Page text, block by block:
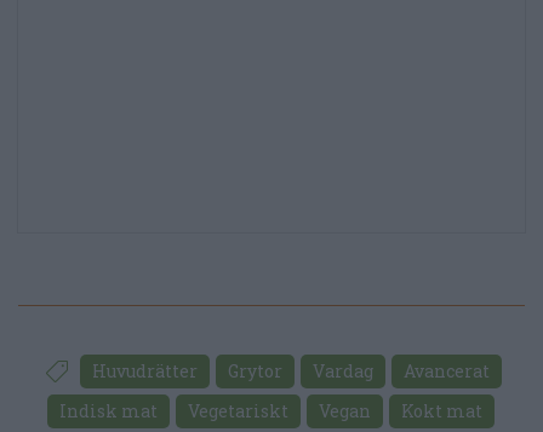
Huvudrätter Grytor Vardag
Avancerat
Indisk mat
Vegetariskt Vegan
Kokt mat